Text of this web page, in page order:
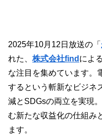
2025年10月12日放送の「
れた、 株式会社find によ
な注目を集めています。
するという斬新なビジネ
減とSDGsの両立を実現
む新たな収益化の仕組み
ます。